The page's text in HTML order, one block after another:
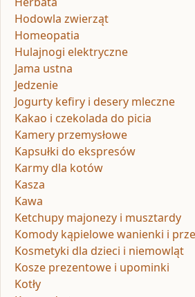
Hodowla zwierząt
Homeopatia
Hulajnogi elektryczne
Jama ustna
Jedzenie
Jogurty kefiry i desery mleczne
Kakao i czekolada do picia
Kamery przemysłowe
Kapsułki do ekspresów
Karmy dla kotów
Kasza
Kawa
Ketchupy majonezy i musztardy
Komody kąpielowe wanienki i
Kosmetyki dla dzieci i niemowląt
Kosze prezentowe i upominki
Kotły